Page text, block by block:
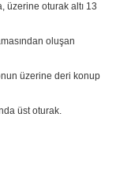
üzerine oturak altı 13
oluşan
üzerine deri konup
üst oturak.